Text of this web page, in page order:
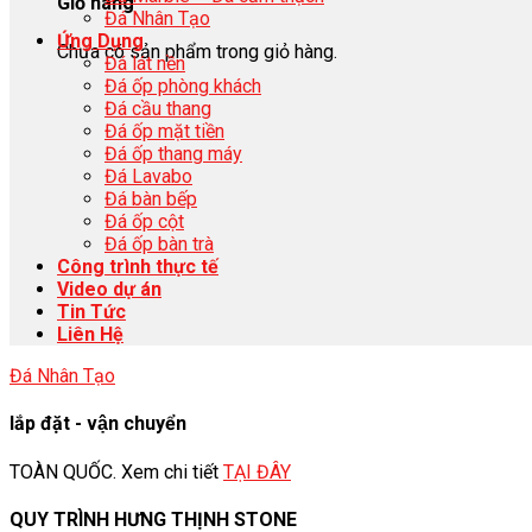
Chưa có sản phẩm trong giỏ hàng.
Đá Nhân Tạo
Ứng Dụng
Đá lát nền
Đá ốp phòng khách
Đá cầu thang
Đá ốp mặt tiền
Đá ốp thang máy
Đá Lavabo
Đá bàn bếp
Đá ốp cột
Đá ốp bàn trà
Công trình thực tế
Video dự án
Tin Tức
Liên Hệ
Đá Nhân Tạo
lắp đặt - vận chuyển
TOÀN QUỐC. Xem chi tiết TẠI ĐÂY
QUY TRÌNH HƯNG THỊNH STONE